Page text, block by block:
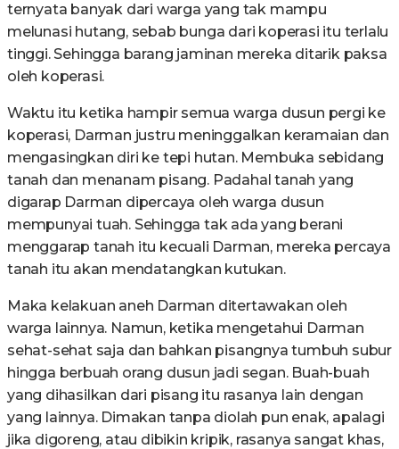
ternyata banyak dari warga yang tak mampu
melunasi hutang, sebab bunga dari koperasi itu terlalu
tinggi. Sehingga barang jaminan mereka ditarik paksa
oleh koperasi.
Waktu itu ketika hampir semua warga dusun pergi ke
koperasi, Darman justru meninggalkan keramaian dan
mengasingkan diri ke tepi hutan. Membuka sebidang
tanah dan menanam pisang. Padahal tanah yang
digarap Darman dipercaya oleh warga dusun
mempunyai tuah. Sehingga tak ada yang berani
menggarap tanah itu kecuali Darman, mereka percaya
tanah itu akan mendatangkan kutukan.
Maka kelakuan aneh Darman ditertawakan oleh
warga lainnya. Namun, ketika mengetahui Darman
sehat-sehat saja dan bahkan pisangnya tumbuh subur
hingga berbuah orang dusun jadi segan. Buah-buah
yang dihasilkan dari pisang itu rasanya lain dengan
yang lainnya. Dimakan tanpa diolah pun enak, apalagi
jika digoreng, atau dibikin kripik, rasanya sangat khas,